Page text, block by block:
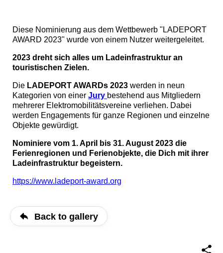
Diese Nominierung aus dem Wettbewerb "LADEPORT
AWARD 2023" wurde von einem Nutzer weitergeleitet.
2023 dreht sich alles um Ladeinfrastruktur an
touristischen Zielen.
Die LADEPORT AWARDs 2023 werden in neun
Kategorien von einer Jury bestehend aus Mitgliedern
mehrerer Elektromobilitätsvereine verliehen. Dabei
werden Engagements für ganze Regionen und einzelne
Objekte gewürdigt.
Nominiere vom 1. April bis 31. August 2023 die
Ferienregionen und Ferienobjekte, die Dich mit ihrer
Ladeinfrastruktur begeistern.
https://www.ladeport-award.org
Back to gallery